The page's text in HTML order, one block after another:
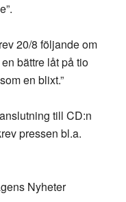
20/8 följande om
bättre låt på tio
en blixt.”
till CD:n
pressen bl.a.
Nyheter